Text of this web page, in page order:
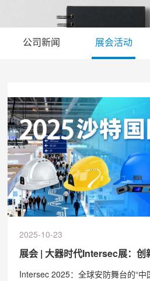
公司新闻 展会活动
2025-10-23
展会 | 大器时代Intersec展：创
Intersec 2025：全球安防舞台的“